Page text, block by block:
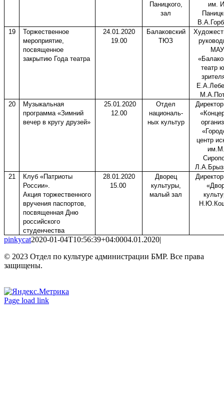
Паницкого,
зал
им.
19
Торжественное
мероприятие,
посвященное
закрытию Года театра
24.01.2020
19.00
Балаковский
ТЮЗ
театр
20
Музыкальная
программа «Зимний
вечер в кругу друзей»
25.01.2020
12.00
Отдел
националь-
ных культур
центр
21
Клуб «Патриоты
России».
Акция торжественного
вручения паспортов,
посвященная Дню
российского
студенчества
28.01.2020
15.00
Дворец
культуры,
малый зал
pinkycat2020-01-04T10:56:39+04:0004.01.2020|
© 2023 Отдел по культуре администрации БМР. Все права
защищены.
Вконтакте
Одноклассники
Page load link